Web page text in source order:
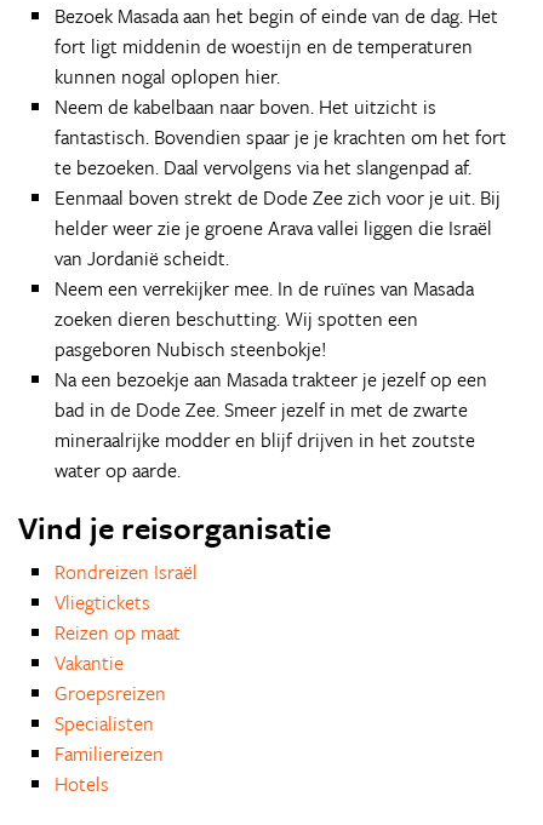
Bezoek Masada aan het begin of einde van de dag. Het
fort ligt middenin de woestijn en de temperaturen
kunnen nogal oplopen hier.
Neem de kabelbaan naar boven. Het uitzicht is
fantastisch. Bovendien spaar je je krachten om het fort
te bezoeken. Daal vervolgens via het slangenpad af.
Eenmaal boven strekt de Dode Zee zich voor je uit. Bij
helder weer zie je groene Arava vallei liggen die Israël
van Jordanië scheidt.
Neem een verrekijker mee. In de ruïnes van Masada
zoeken dieren beschutting. Wij spotten een
pasgeboren Nubisch steenbokje!
Na een bezoekje aan Masada trakteer je jezelf op een
bad in de Dode Zee. Smeer jezelf in met de zwarte
mineraalrijke modder en blijf drijven in het zoutste
water op aarde.
Vind je reisorganisatie
Rondreizen Israël
Vliegtickets
Reizen op maat
Vakantie
Groepsreizen
Specialisten
Familiereizen
Hotels